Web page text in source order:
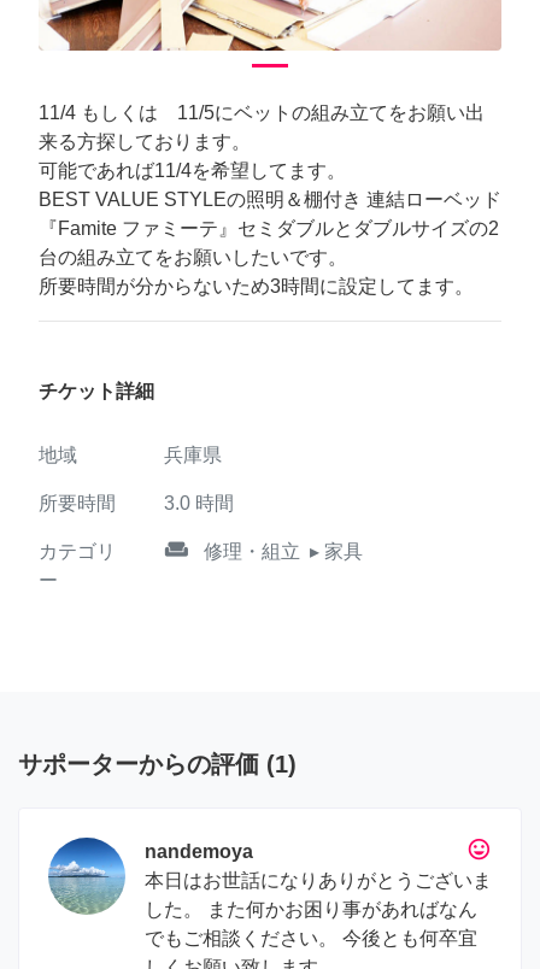
11/4 もしくは 11/5にベットの組み立てをお願い出
来る方探しております。
可能であれば11/4を希望してます。
BEST VALUE STYLEの照明＆棚付き 連結ローベッド
『Famite ファミーテ』セミダブルとダブルサイズの2
台の組み立てをお願いしたいです。
所要時間が分からないため3時間に設定してます。
チケット詳細
地域 兵庫県
所要時間 3.0 時間
カテゴリ
ー
weekend 修理・組立 ▸ 家具
サポーターからの評価 (1)
tag_faces
nandemoya
本日はお世話になりありがとうございま
した。 また何かお困り事があればなん
でもご相談ください。 今後とも何卒宜